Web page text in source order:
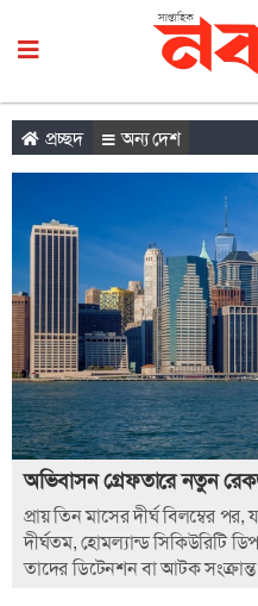
প্রচ্ছদ অন্য দেশ
অভিবাসন গ্রেফতারে নতুন
প্রায় তিন মাসের দীর্ঘ বিলম্বের পর,
দীর্ঘতম, হোমল্যান্ড সিকিউরিটি
তাদের ডিটেনশন বা আটক